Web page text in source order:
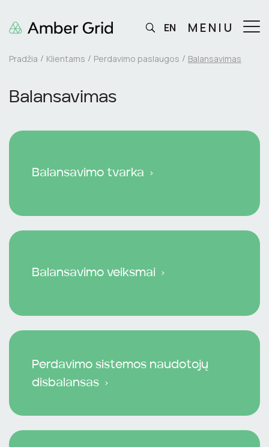
Pradžia Klientams Perdavimo paslaugos Balansavimas
Balansavimas
Balansavimo tvarka
Balansavimo veiksmai
Perdavimo sistemos naudotojų
disbalansas
EN MENIU